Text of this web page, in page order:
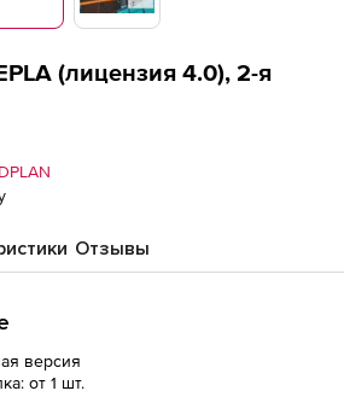
(лицензия 4.0), 2-я
Отзывы
версия
от 1 шт.